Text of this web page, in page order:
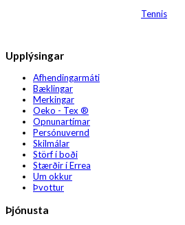
Tennis
Upplýsingar
Afhendingarmáti
Bæklingar
Merkingar
Oeko - Tex ®
Opnunartímar
Persónuvernd
Skilmálar
Störf í boði
Stærðir í Errea
Um okkur
Þvottur
Þjónusta